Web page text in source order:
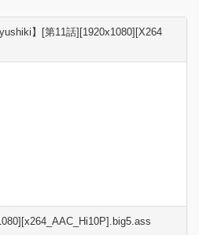
】[第11話][1920x1080][X264